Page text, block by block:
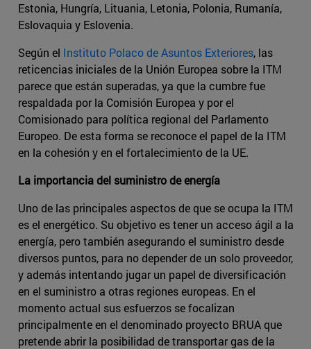
Estonia, Hungría, Lituania, Letonia, Polonia, Rumanía,
Eslovaquia y Eslovenia.
Según el Instituto Polaco de Asuntos Exteriores, las
reticencias iniciales de la Unión Europea sobre la ITM
parece que están superadas, ya que la cumbre fue
respaldada por la Comisión Europea y por el
Comisionado para política regional del Parlamento
Europeo. De esta forma se reconoce el papel de la ITM
en la cohesión y en el fortalecimiento de la UE.
La importancia del suministro de energía
Uno de las principales aspectos de que se ocupa la ITM
es el energético. Su objetivo es tener un acceso ágil a la
energía, pero también asegurando el suministro desde
diversos puntos, para no depender de un solo proveedor,
y además intentando jugar un papel de diversificación
en el suministro a otras regiones europeas. En el
momento actual sus esfuerzos se focalizan
principalmente en el denominado proyecto BRUA que
pretende abrir la posibilidad de transportar gas de la